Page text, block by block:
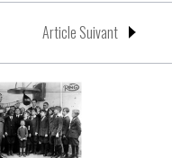
Article Suivant